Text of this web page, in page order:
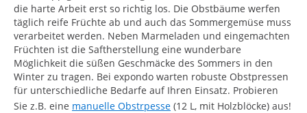
die harte Arbeit erst so richtig los. Die Obstbäume werfen
täglich reife Früchte ab und auch das Sommergemüse muss
verarbeitet werden. Neben Marmeladen und eingemachten
Früchten ist die Saftherstellung eine wunderbare
Möglichkeit die süßen Geschmäcke des Sommers in den
Winter zu tragen. Bei expondo warten robuste Obstpressen
für unterschiedliche Bedarfe auf Ihren Einsatz. Probieren
Sie z.B. eine manuelle Obstrpesse (12 L, mit Holzblöcke) aus!